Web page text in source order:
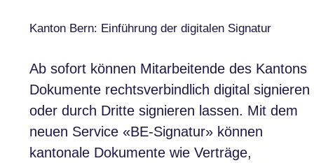
Kanton Bern: Einführung der digitalen Signatur
Ab sofort können Mitarbeitende des Kantons
Dokumente rechtsverbindlich digital signieren
oder durch Dritte signieren lassen. Mit dem
neuen Service «BE-Signatur» können
kantonale Dokumente wie Verträge,